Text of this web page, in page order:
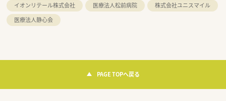
イオンリテール株式会社
医療法人松前病院
株式会社ユニスマイル
医療法人静心会
PAGE TOPへ戻る